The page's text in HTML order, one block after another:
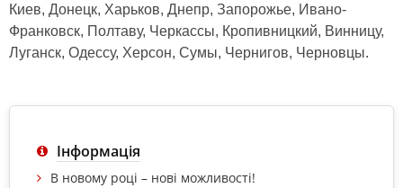
Киев, Донецк, Харьков, Днепр, Запорожье, Ивано-
Франковск, Полтаву, Черкассы, Кропивницкий, Винницу,
Луганск, Одессу, Херсон, Сумы, Чернигов, Черновцы.
Інформація
В новому році – нові можливості!